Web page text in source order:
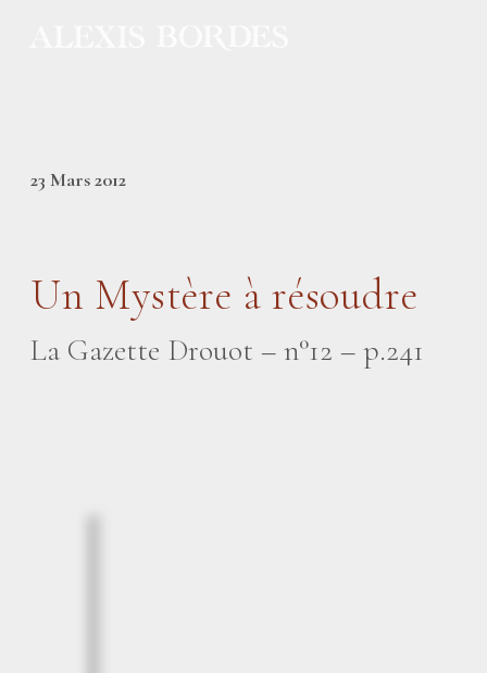
23 Mars 2012
Un Mystère à résoudre
La Gazette Drouot – n°12 – p.241